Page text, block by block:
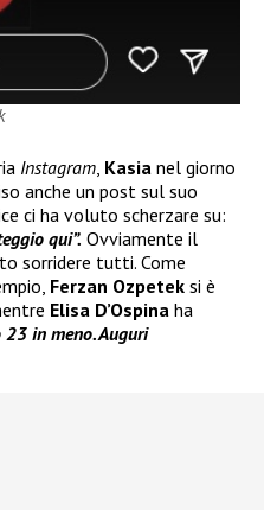
Instagram Kasia nel giorno
anche un post sul suo
ci ha voluto scherzare su:
qui”. Ovviamente il
sorridere tutti. Come
Ferzan Ozpetek si è
Elisa D’Ospina ha
in meno. Auguri